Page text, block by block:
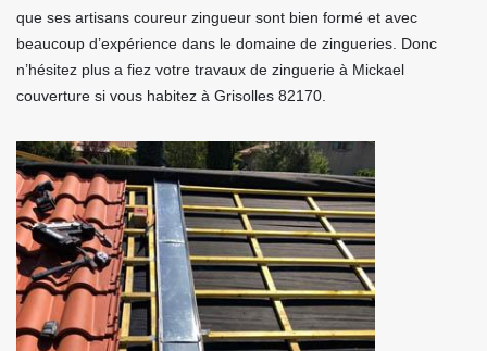
que ses artisans coureur zingueur sont bien formé et avec
beaucoup d’expérience dans le domaine de zingueries. Donc
n’hésitez plus a fiez votre travaux de zinguerie à Mickael
couverture si vous habitez à Grisolles 82170.